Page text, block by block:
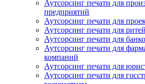
Аутсорсинг печати для
предприятий
Аутсорсинг печати для
Аутсорсинг печати для
Аутсорсинг печати для
Аутсорсинг печати для
компаний
Аутсорсинг печати для
Аутсорсинг печати для